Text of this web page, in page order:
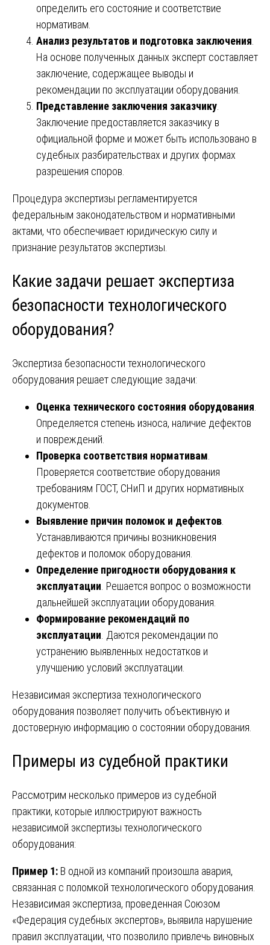
определить его состояние и соответствие
нормативам.
Анализ результатов и подготовка заключения.
На основе полученных данных эксперт составляет
заключение, содержащее выводы и
рекомендации по эксплуатации оборудования.
Представление заключения заказчику.
Заключение предоставляется заказчику в
официальной форме и может быть использовано в
судебных разбирательствах и других формах
разрешения споров.
Процедура экспертизы регламентируется
федеральным законодательством и нормативными
актами, что обеспечивает юридическую силу и
признание результатов экспертизы.
Какие задачи решает экспертиза
безопасности технологического
оборудования?
Экспертиза безопасности технологического
оборудования решает следующие задачи:
Оценка технического состояния оборудования
Определяется степень износа, наличие дефектов
и повреждений.
Проверка соответствия нормативам
Проверяется соответствие оборудования
требованиям ГОСТ, СНиП и других нормативных
документов.
Выявление причин поломок и дефектов
Устанавливаются причины возникновения
дефектов и поломок оборудования.
Определение пригодности оборудования к
эксплуатации . Решается вопрос о возможности
дальнейшей эксплуатации оборудования.
Формирование рекомендаций по
эксплуатации . Даются рекомендации по
устранению выявленных недостатков и
улучшению условий эксплуатации.
Независимая экспертиза технологического
оборудования позволяет получить объективную и
достоверную информацию о состоянии оборудования.
Примеры из судебной практики
Рассмотрим несколько примеров из судебной
практики, которые иллюстрируют важность
независимой экспертизы технологического
оборудования:
Пример 1: В одной из компаний произошла авария,
связанная с поломкой технологического оборудования.
Независимая экспертиза, проведенная Союзом
«Федерация судебных экспертов», выявила нарушение
правил эксплуатации, что позволило привлечь виновных